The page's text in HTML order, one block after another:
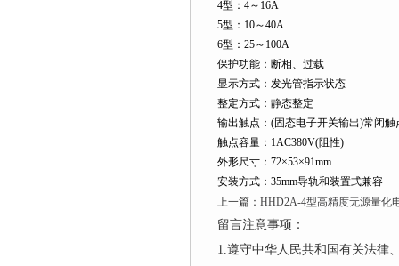
4型：4～16A
5型：10～40A
6型：25～100A
保护功能：断相、过载
显示方式：发光管指示状态
整定方式：静态整定
输出触点：(固态电子开关输出)常闭
触点容量：1AC380V(阻性)
外形尺寸：72×53×91mm
安装方式：35mm导轨和装置式兼容
上一篇： HHD2A-4型高精度无源量化
留言注意事项：
1.遵守中华人民共和国有关法律